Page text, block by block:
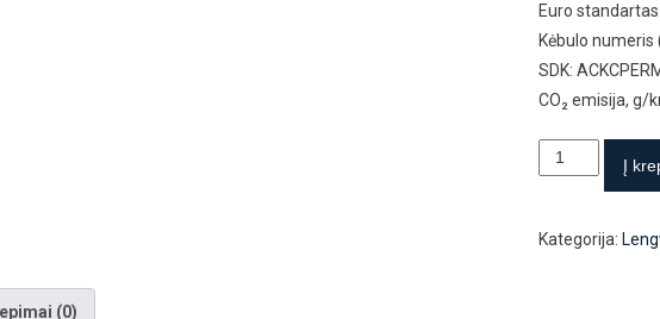
Euro
Kėbulo numeris
SDK:
CO₂ emisija, g/
produkto
kiekis:
5008
Į
Kategorija:
(0)